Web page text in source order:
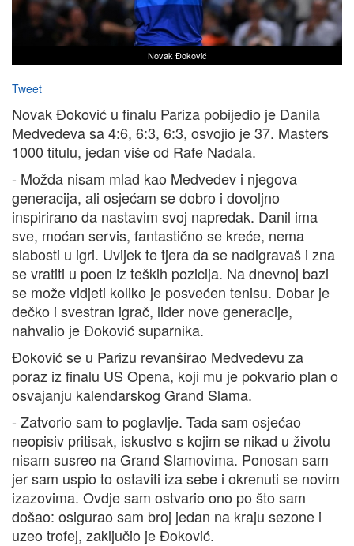
Novak Đoković
Tweet
Novak Đoković u finalu Pariza pobijedio je Danila
Medvedeva sa 4:6, 6:3, 6:3, osvojio je 37. Masters
1000 titulu, jedan više od Rafe Nadala.
- Možda nisam mlad kao Medvedev i njegova
generacija, ali osjećam se dobro i dovoljno
inspirirano da nastavim svoj napredak. Danil ima
sve, moćan servis, fantastično se kreće, nema
slabosti u igri. Uvijek te tjera da se nadigravaš i zna
se vratiti u poen iz teških pozicija. Na dnevnoj bazi
se može vidjeti koliko je posvećen tenisu. Dobar je
dečko i svestran igrač, lider nove generacije,
nahvalio je Đoković suparnika.
Đoković se u Parizu revanširao Medvedevu za
poraz iz finalu US Opena, koji mu je pokvario plan o
osvajanju kalendarskog Grand Slama.
- Zatvorio sam to poglavlje. Tada sam osjećao
neopisiv pritisak, iskustvo s kojim se nikad u životu
nisam susreo na Grand Slamovima. Ponosan sam
jer sam uspio to ostaviti iza sebe i okrenuti se novim
izazovima. Ovdje sam ostvario ono po što sam
došao: osigurao sam broj jedan na kraju sezone i
uzeo trofej, zaključio je Đoković.